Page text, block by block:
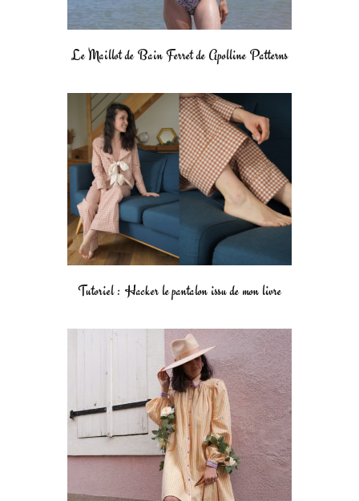
Le Maillot de Bain Ferret de Apolline Patterns
Tutoriel : Hacker le pantalon issu de mon livre